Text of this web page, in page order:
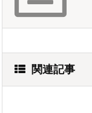
関連記事